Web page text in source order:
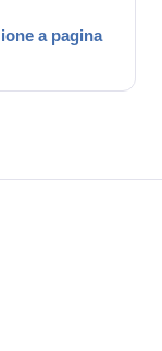
a pagina